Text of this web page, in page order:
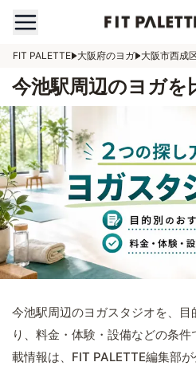
FIT PALETTE 大阪府のヨガ 大阪市西成
今池駅周辺のヨガを
今池駅周辺のヨガスタジオを、
り、料金・体験・設備などの条
載情報は、FIT PALETTE編集部